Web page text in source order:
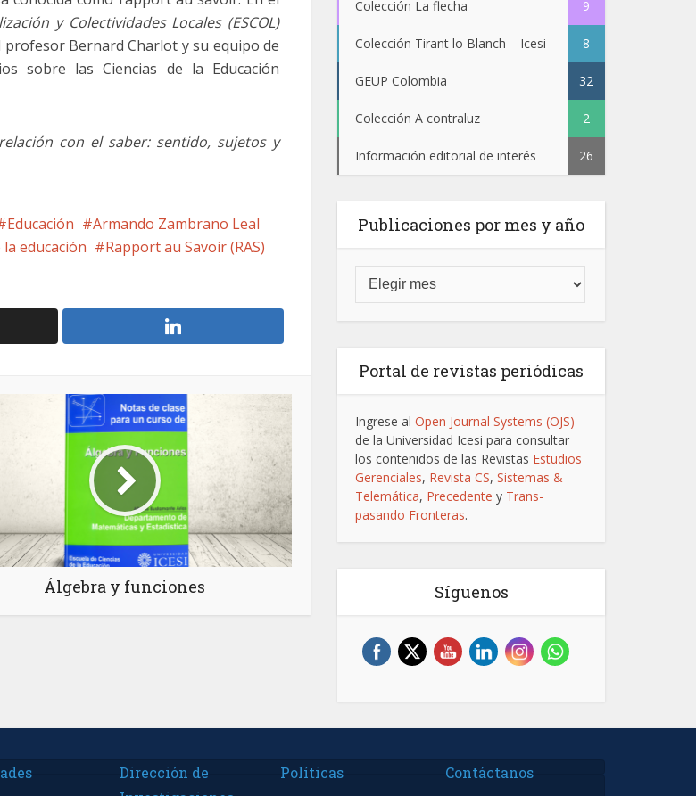
y Colectividades Locales (ESCOL)
Bernard Charlot y su equipo de
sobre las Ciencias de la Educación
con el saber: sentido, sujetos y
Educación
Armando Zambrano Leal
educación
Rapport au Savoir (RAS)
Álgebra y funciones
Colección La flecha 9
Colección Tirant lo Blanch – Icesi 8
GEUP Colombia 32
Colección A contraluz 2
Información editorial de interés 26
Publicaciones por mes y año
Portal de revistas periódicas
Ingrese al Open Journal Systems (OJS)
de la Universidad Icesi para consultar
los contenidos de las Revistas Estudios
Gerenciales, Revista CS, Sistemas &
Telemática, Precedente y Trans-
pasando Fronteras.
Síguenos
Dirección de
Políticas Contáctanos